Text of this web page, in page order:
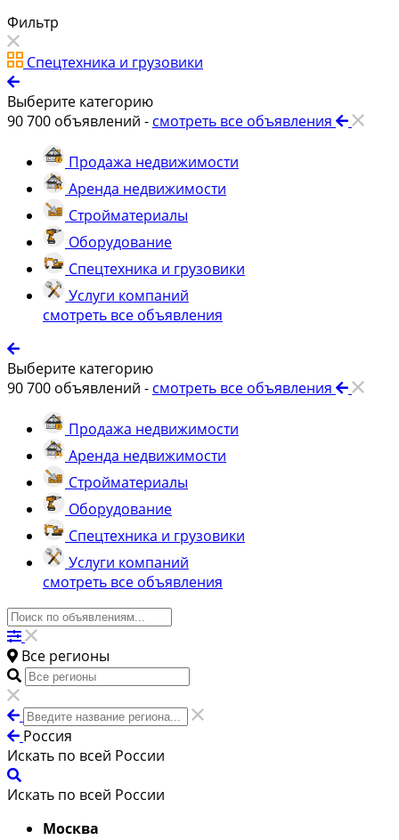
Фильтр
Спецтехника и грузовики
Выберите категорию
90 700 объявлений - смотреть все объявления
Продажа недвижимости
Аренда недвижимости
Стройматериалы
Оборудование
Спецтехника и грузовики
Услуги компаний
смотреть все объявления
Выберите категорию
90 700 объявлений - смотреть все объявления
Продажа недвижимости
Аренда недвижимости
Стройматериалы
Оборудование
Спецтехника и грузовики
Услуги компаний
смотреть все объявления
Все регионы
Россия
Искать по всей России
Искать по всей России
Москва